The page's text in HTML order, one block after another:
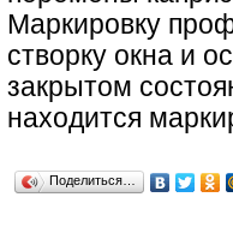
Маркировку
створку окна и
закрытом
находится
Поделиться…